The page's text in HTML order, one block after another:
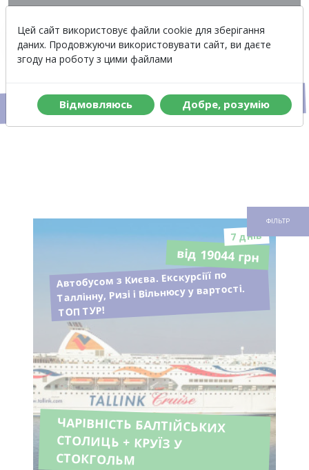
Цей сайт використовує файли cookie для зберігання
даних. Продовжуючи використовувати сайт, ви даєте
згоду на роботу з цими файлами
Вiдмовляюсь Добре, розумiю
Меню Вартість
Автобусні тури в Литву
ФІЛЬТР
7 днiв
від 19044 грн
Автобусом з Києва. Екскурсіїї по
Таллінну, Ризі і Вільнюсу у вартості.
ТОП ТУР!
ЧАРІВНІСТЬ БАЛТІЙСЬКИХ
СТОЛИЦЬ + КРУЇЗ У
СТОКГОЛЬМ